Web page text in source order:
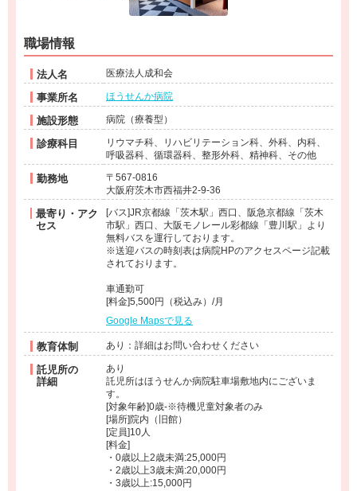
職場情報
法人名 医療法人成和会
事業所名 ほうせんか病院
施設形態 病院（療養型）
診療科目
リウマチ科、リハビリテーション科、外科、内科、
呼吸器科、循環器科、整形外科、精神科、その他
勤務地
〒567-0816
大阪府茨木市西福井2-9-36
最寄り・アク
セス
[バス]JR京都線「茨木駅」西口、阪急京都線「茨木
市駅」西口、大阪モノレール彩都線「豊川駅」より
無料バスを運行しております。
※送迎バスの時刻表は病院HPのアクセスページ記載
されております。
車通勤可
[料金]5,500円（税込み）/月
Google Mapsで見る
教育体制 あり：詳細はお問い合わせください
託児所の
詳細
あり
託児所はほうせんか病院駐車場敷地内にございま
す。
[対象年齢]0歳-※待機児童対象者のみ
[場所]院内（旧館）
[定員]10人
[料金]
・0歳以上2歳未満:25,000円
・2歳以上3歳未満:20,000円
・3歳以上:15,000円